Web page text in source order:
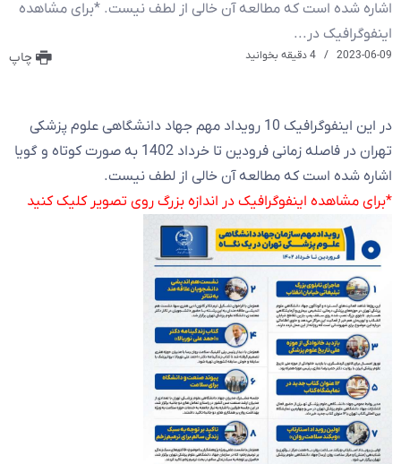
اشاره شده است که مطالعه آن خالی از لطف نیست. *برای مشاهده
اینفوگرافیک در...
2023-06-09 چاپ
در این اینفوگرافیک 10 رویداد مهم جهاد دانشگاهی علوم پزشکی
تهران در فاصله زمانی فرودین تا خرداد 1402 به صورت کوتاه و گویا
اشاره شده است که مطالعه آن خالی از لطف نیست.
*برای مشاهده اینفوگرافیک در اندازه بزرگ روی تصویر کلیک کنید